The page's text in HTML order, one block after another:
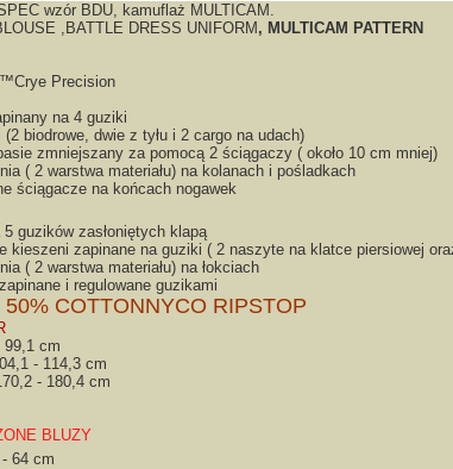
wzór BDU, kamuflaż MULTICAM.
,BATTLE DRESS UNIFORM , MULTICAM PATTERN
Crye Precision
na 4 guziki
biodrowe, dwie z tyłu i 2 cargo na udach)
zmniejszany za pomocą 2 ściągaczy ( około 10 cm mniej)
( 2 warstwa materiału) na kolanach i pośladkach
ściągacze na końcach nogawek
guzików zasłoniętych klapą
kieszeni zapinane na guziki ( 2 naszyte na klatce piersiowej
( 2 warstwa materiału) na łokciach
i regulowane guzikami
50% COTTONNYCO RIPSTOP
99,1 cm
- 114,3 cm
0,2 - 180,4 cm
BLUZY
64 cm